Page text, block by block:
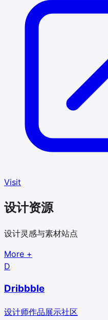
Visit
设计资源
设计灵感与素材站点
More +
D
Dribbble
设计师作品展示社区